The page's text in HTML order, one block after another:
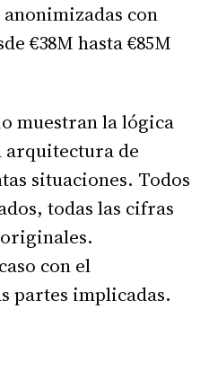
con
€38M hasta €85M
muestran la lógica
arquitectura de
situaciones. Todos
todas las cifras
con el
partes implicadas.